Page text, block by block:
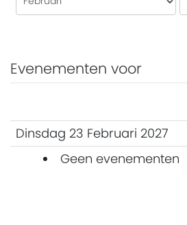
Evenementen voor
Dinsdag 23 Februari 2027
Geen evenementen